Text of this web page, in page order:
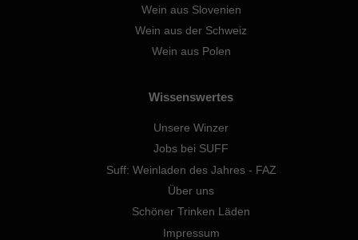
Wein aus Slovenien
Wein aus der Schweiz
Wein aus Polen
Wissenswertes
Unsere Winzer
Jobs bei SUFF
Suff: Weinladen des Jahres - FAZ
Über uns
Schöner Trinken Läden
Impressum